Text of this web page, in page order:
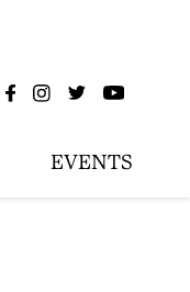
EVENTS